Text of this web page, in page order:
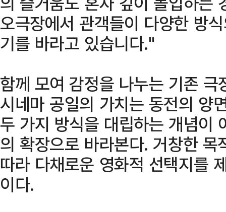
오극장에서 관객들이 다양한 방
기를 바라고 있습니다."
함께 모여 감정을 나누는 기존
시네마 공일의 가치는 동전의 양
두 가지 방식을 대립하는 개념이
의 확장으로 바라본다. 거창한
따라 다채로운 영화적 선택지를
이다.